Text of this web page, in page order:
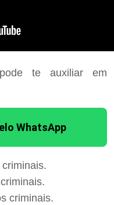
te auxiliar em
WhatsApp
criminais.